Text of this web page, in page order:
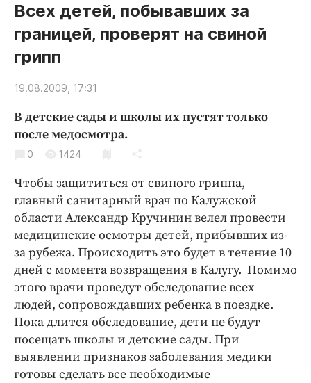
Новости компаний
Статьи
Народные новости
Авто и транспорт
Криминал
Культура
Образование
Общество
Погода
Праздники
Происшествия
Спорт
Экономика и бизнес
ПРОЕКТЫ
Блоги
Всех детей, побывавших за
границей, проверят на свиной
грипп
19.08.2009, 17:31
В детские сады и школы их пустят только
после медосмотра.
0 1424
Чтобы защититься от свиного гриппа,
главный санитарный врач по Калужской
области Александр Кручинин велел провести
медицинские осмотры детей, прибывших из-
за рубежа. Происходить это будет в течение 10
дней с момента возвращения в Калугу. Помимо
этого врачи проведут обследование всех
людей, сопровождавших ребенка в поездке.
Пока длится обследование, дети не будут
посещать школы и детские сады. При
выявлении признаков заболевания медики
готовы сделать все необходимые